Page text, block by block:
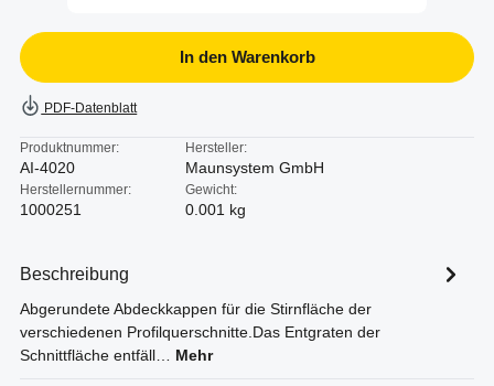
In den Warenkorb
PDF-Datenblatt
Produktnummer:
AI-4020
Hersteller:
Maunsystem GmbH
Herstellernummer:
1000251
Gewicht:
0.001 kg
Beschreibung
Abgerundete Abdeckkappen für die Stirnfläche der
verschiedenen Profilquerschnitte.Das Entgraten der
Schnittfläche entfäll… Mehr